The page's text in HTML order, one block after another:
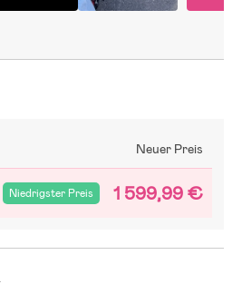
Neuer Preis
Niedrigster Preis 1 599,99 €